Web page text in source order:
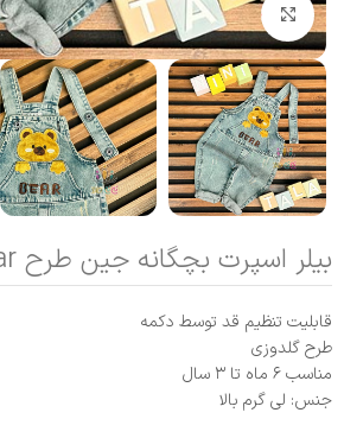
بزرگنمایی تصویر
بیلر اسپرت بچگانه جین طرح Bear
قابلیت تنظیم قد توسط دکمه
طرح گلدوزی
مناسب ۶ ماه تا ۳ سال
جنس: لی گرم بالا